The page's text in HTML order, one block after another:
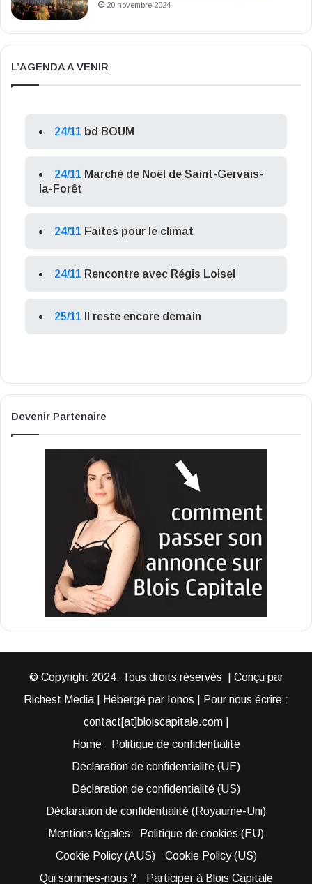
20 novembre 2024
L’AGENDA A VENIR
24/11 bd BOUM
24/11 Marché de Noël de Saint-Gervais-
la-Forêt
24/11 Faites pour le climat
24/11 Rencontre avec Régis Loisel
25/11 Il reste encore demain
Devenir Partenaire
© Copyright 2024, Tous droits réservés | Conçu par
Richest Media | Hébergé par Ionos | Pour nous écrire :
contact[at]bloiscapitale.com |
Home
Politique de confidentialité
Déclaration de confidentialité (UE)
Déclaration de confidentialité (US)
Déclaration de confidentialité (Royaume-Uni)
Mentions légales
Politique de cookies (EU)
Cookie Policy (AUS)
Cookie Policy (US)
Qui sommes-nous ?
Participer à Blois Capitale